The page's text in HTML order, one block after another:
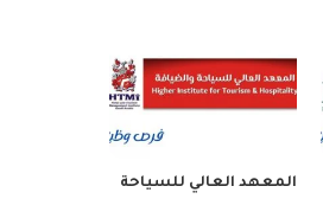
المعهد العالي للسياحة